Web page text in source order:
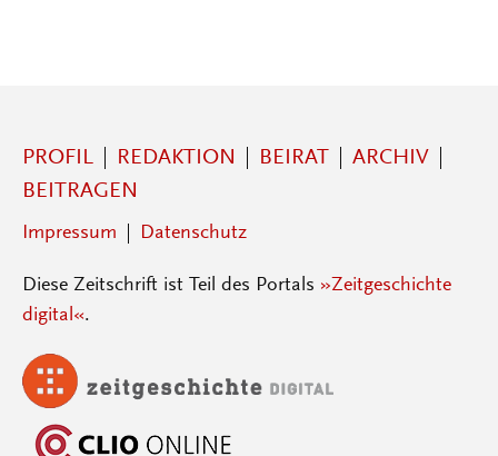
PROFIL REDAKTION BEIRAT
ARCHIV
BEITRAGEN
Impressum Datenschutz
Diese Zeitschrift ist Teil des Portals »Zeitgeschichte
digital«.